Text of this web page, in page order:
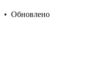
• Обновлено